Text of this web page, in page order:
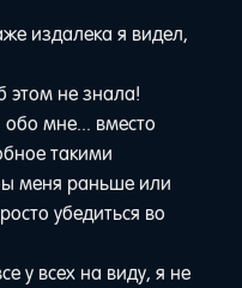
издалека я видел,
этом не знала!
мне... вместо
такими
меня раньше или
убедиться во
у всех на виду, я не